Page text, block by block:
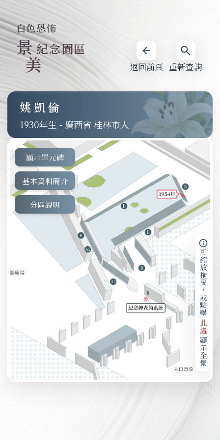
重新查詢
返回前頁
白色恐怖
景
美
紀念園區
姚凱倫
1930 - 廣西省 桂林市人
顯示單元碑
基本資料簡介
分區說明
可縮放拖曳，或點擊
此處
顯示全景